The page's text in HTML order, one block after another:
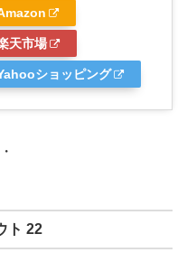
天市場
ショッピング
ト 22